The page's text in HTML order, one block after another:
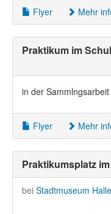
Flyer Mehr
Praktikum im
in der
Flyer Mehr
Praktikumsplatz
bei Stadtmuseum Halle